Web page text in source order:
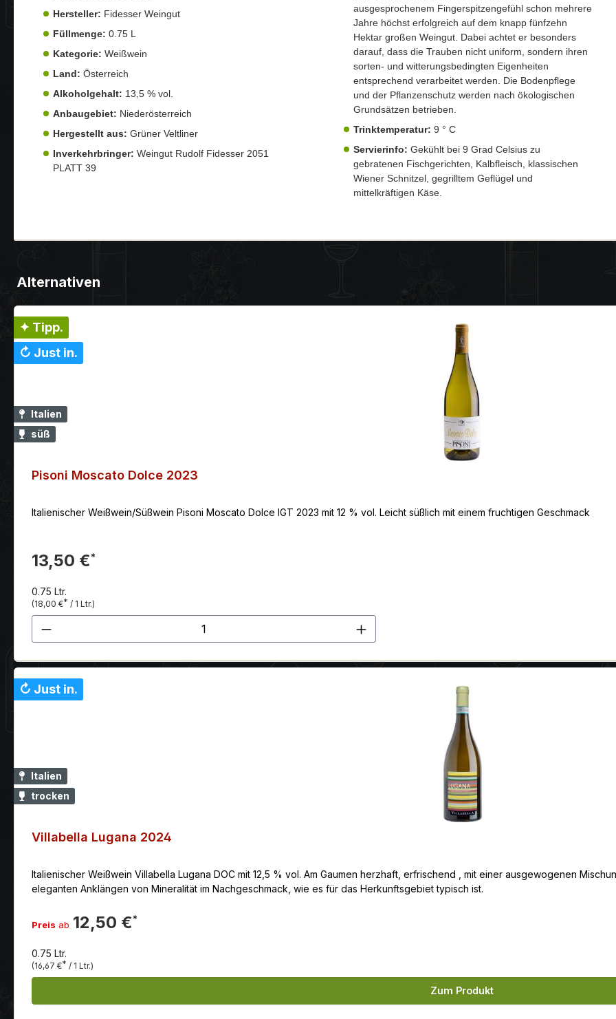
Hersteller: Fidesser Weingut
Füllmenge: 0.75 L
Kategorie: Weißwein
Land: Österreich
Alkoholgehalt: 13,5 % vol.
Anbaugebiet: Niederösterreich
Hergestellt aus: Grüner Veltliner
Inverkehrbringer: Weingut Rudolf Fidesser 2051
PLATT 39
ausgesprochenem Fingerspitzengefühl schon mehrere
Jahre höchst erfolgreich auf dem knapp fünfzehn
Hektar großen Weingut. Dabei achtet er besonders
darauf, dass die Trauben nicht uniform, sondern ihren
sorten- und witterungsbedingten Eigenheiten
entsprechend verarbeitet werden. Die Bodenpflege
und der Pflanzenschutz werden nach ökologischen
Grundsätzen betrieben.
Trinktemperatur: 9 ° C
Servierinfo: Gekühlt bei 9 Grad Celsius zu
gebratenen Fischgerichten, Kalbfleisch, klassischen
Wiener Schnitzel, gegrilltem Geflügel und
mittelkräftigen Käse.
Alternativen
✦ Tipp.
↻ Just in.
Italien
süß
Pisoni Moscato Dolce 2023
Italienischer Weißwein/Süßwein Pisoni Moscato Dolce IGT 2023 mit 12 % vol. Leicht süßlich mit einem fruchtigen Geschmack
13,50 €*
0.75 Ltr.
(18,00 €* / 1 Ltr.)
Produkt Anzahl: Gib den gewünschten Wert ein oder benutze die
↻ Just in.
Italien
trocken
Villabella Lugana 2024
Italienischer Weißwein Villabella Lugana DOC mit 12,5 % vol. Am Gaumen herzhaft, erfrischend , mit einer ausgewogenen
eleganten Anklängen von Mineralität im Nachgeschmack, wie es für das Herkunftsgebiet typisch ist.
Preis ab 12,50 €*
0.75 Ltr.
(16,67 €* / 1 Ltr.)
Zum Produkt